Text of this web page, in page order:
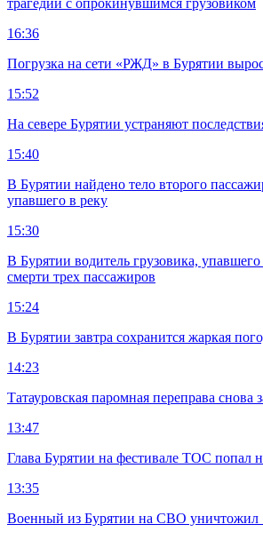
трагедии с опрокинувшимся грузовиком
16:36
Погрузка на сети «РЖД» в Бурятии
15:52
На севере Бурятии устраняют
15:40
В Бурятии найдено тело второго
упавшего в реку
15:30
В Бурятии водитель грузовика, упавшего
смерти трех пассажиров
15:24
В Бурятии завтра сохранится жаркая
14:23
Татауровская паромная переправа снова
13:47
Глава Бурятии на фестивале ТОС попал
13:35
Военный из Бурятии на СВО уничтожил